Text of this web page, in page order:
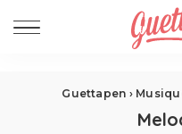
Guettapen ›